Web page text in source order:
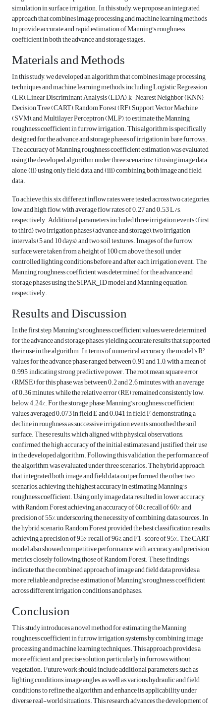
simulation in surface irrigation. In this study, we propose an integrated
approach that combines image processing and machine learning methods
to provide accurate and rapid estimation of Manning's roughness
coefficient in both the advance and storage stages.
Materials and Methods
In this study, we developed an algorithm that combines image processing
techniques and machine learning methods, including Logistic Regression
(LR), Linear Discriminant Analysis (LDA), k-Nearest Neighbor (KNN),
Decision Tree (CART), Random Forest (RF), Support Vector Machine
(SVM), and Multilayer Perceptron (MLP), to estimate the Manning
roughness coefficient in furrow irrigation. This algorithm is specifically
designed for the advance and storage phases of irrigation in bare furrows.
The accuracy of Manning roughness coefficient estimation was evaluated
using the developed algorithm under three scenarios: (i) using image data
alone, (ii) using only field data, and (iii) combining both image and field
data.
To achieve this, six different inflow rates were tested across two categories,
low and high flow, with average flow rates of 0.27 and 0.53 L/s,
respectively. Additional parameters included three irrigation events (first
to third), two irrigation phases (advance and storage), two irrigation
intervals (5 and 10 days), and two soil textures. Images of the furrow
surface were taken from a height of 100 cm above the soil under
controlled lighting conditions before and after each irrigation event. The
Manning roughness coefficient was determined for the advance and
storage phases using the SIPAR_ID model and Manning equation,
respectively.
Results and Discussion
In the first step, Manning’s roughness coefficient values were determined
for the advance and storage phases, yielding accurate results that supported
their use in the algorithm. In terms of numerical accuracy, the model’s R²
values for the advance phase ranged between 0.91 and 1.0, with a mean of
0.995, indicating strong predictive power. The root mean square error
(RMSE) for this phase was between 0.2 and 2.6 minutes, with an average
of 0.36 minutes, while the relative error (RE) remained consistently low,
below 4.24%. For the storage phase, Manning’s roughness coefficient
values averaged 0.073 in field E and 0.041 in field F, demonstrating a
decline in roughness as successive irrigation events smoothed the soil
surface. These results, which aligned with physical observations,
confirmed the high accuracy of the initial estimates and justified their use
in the developed algorithm. Following this validation, the performance of
the algorithm was evaluated under three scenarios. The hybrid approach
that integrated both image and field data outperformed the other two
scenarios, achieving the highest accuracy in estimating Manning’s
roughness coefficient. Using only image data resulted in lower accuracy,
with Random Forest achieving an accuracy of 60%, recall of 60%, and
precision of 55%, underscoring the necessity of combining data sources. In
the hybrid scenario, Random Forest provided the best classification results,
achieving a precision of 95%, recall of 96%, and F1-score of 95%. The CART
model also showed competitive performance, with accuracy and precision
metrics closely following those of Random Forest. These findings
indicate that the combined approach of image and field data provides a
more reliable and precise estimation of Manning’s roughness coefficient
across different irrigation conditions and phases.
Conclusion
This study introduces a novel method for estimating the Manning
roughness coefficient in furrow irrigation systems by combining image
processing and machine learning techniques. This approach provides a
more efficient and precise solution, particularly in furrows without
vegetation. Future work should include additional parameters, such as
lighting conditions, image angles, as well as various hydraulic and field
conditions, to refine the algorithm and enhance its applicability under
diverse real-world situations. This research advances the development of